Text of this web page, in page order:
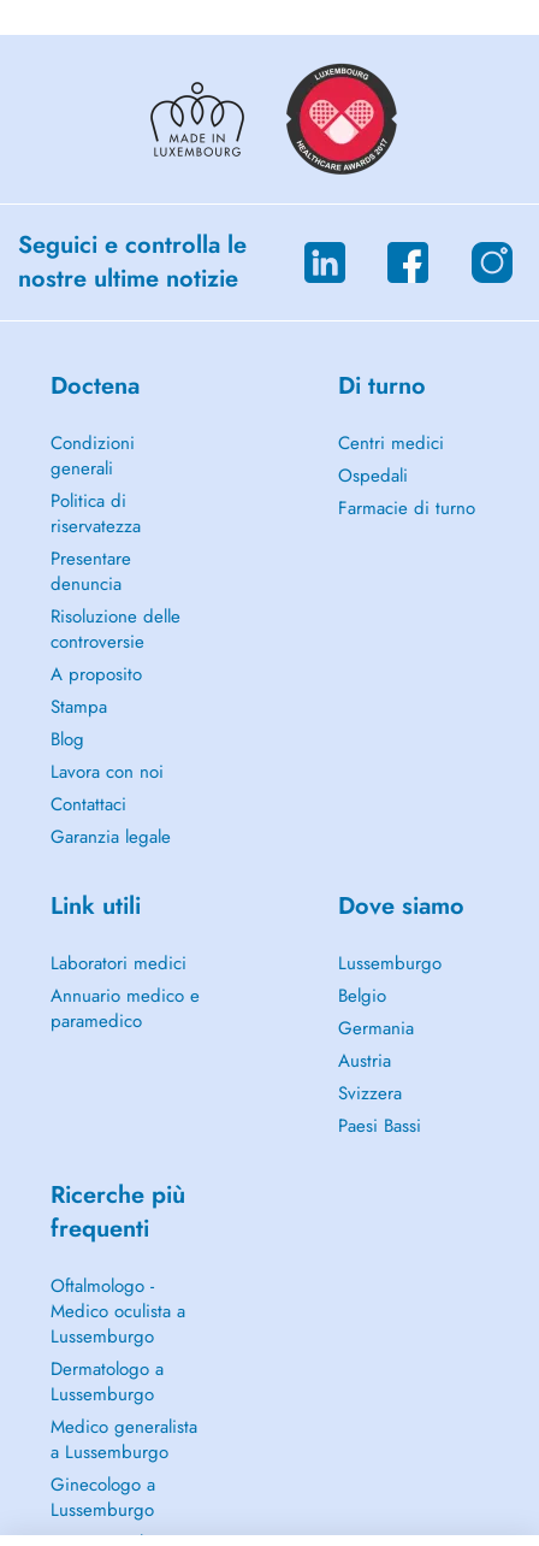
Seguici e controlla le
nostre ultime notizie
Doctena
Condizioni
generali
Politica di
riservatezza
Presentare
denuncia
Risoluzione delle
controversie
A proposito
Stampa
Blog
Lavora con noi
Contattaci
Garanzia legale
Di turno
Centri medici
Ospedali
Farmacie di turno
Link utili
Laboratori medici
Annuario medico e
paramedico
Dove siamo
Lussemburgo
Belgio
Germania
Austria
Svizzera
Paesi Bassi
Ricerche più
frequenti
Oftalmologo -
Medico oculista a
Lussemburgo
Dermatologo a
Lussemburgo
Medico generalista
a Lussemburgo
Ginecologo a
Lussemburgo